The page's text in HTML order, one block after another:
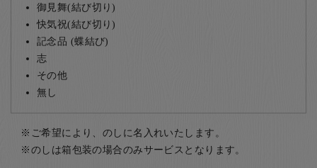
御見舞(結び切り)
快気祝(結び切り)
記念品 (蝶結び)
志
その他
無し
ご希望により、のしに名入れいたします。
のしは箱包装の場合のみサービスとなります。